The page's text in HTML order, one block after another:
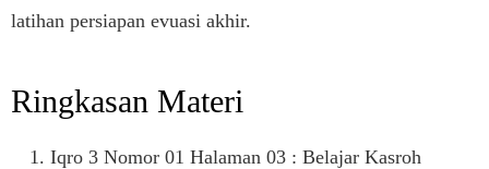
latihan persiapan evuasi akhir.
Ringkasan Materi
Iqro 3 Nomor 01 Halaman 03 : Belajar Kasroh